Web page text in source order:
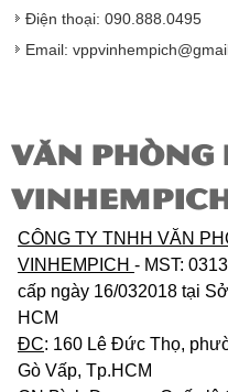
nhà nhập khẩu
Điện thoại: 090.888.0495
Email:
VĂN PHÒNG
CÔNG TY TNHH VĂN
VINHEMPICH - MST:
cấp ngày 16/032018 tại
HCM
ĐC: 160 Lê Đức Thọ,
Gò Vấp, Tp.HCM